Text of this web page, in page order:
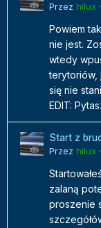
Przez hilux ·
Powiem
nie jest.
wtedy
terytoriów,
się nie
EDIT:
Start z
Przez hilux ·
zalaną
proszenie